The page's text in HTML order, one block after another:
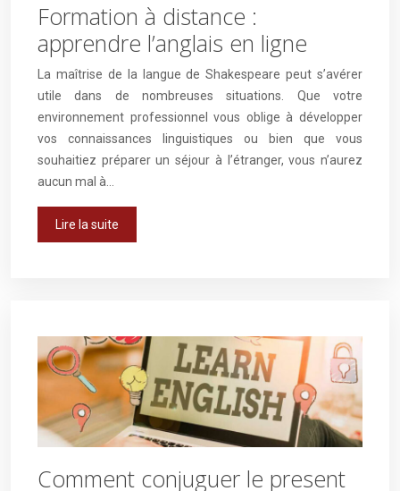
Formation à distance :
apprendre l’anglais en ligne
La maîtrise de la langue de Shakespeare peut s’avérer
utile dans de nombreuses situations. Que votre
environnement professionnel vous oblige à développer
vos connaissances linguistiques ou bien que vous
souhaitiez préparer un séjour à l’étranger, vous n’aurez
aucun mal à…
Lire la suite
Comment conjuguer le present